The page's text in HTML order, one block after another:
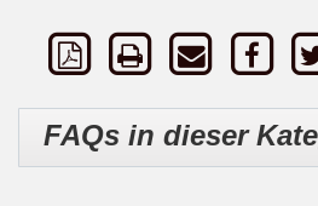
FAQs in dieser